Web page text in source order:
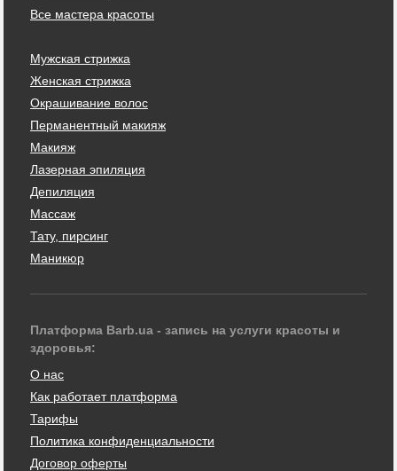
Все мастера красоты
Мужская стрижка
Женская стрижка
Окрашивание волос
Перманентный макияж
Макияж
Лазерная эпиляция
Депиляция
Массаж
Тату, пирсинг
Маникюр
Платформа Barb.ua - запись на услуги красоты и
здоровья:
О нас
Как работает платформа
Тарифы
Политика конфиденциальности
Договор оферты